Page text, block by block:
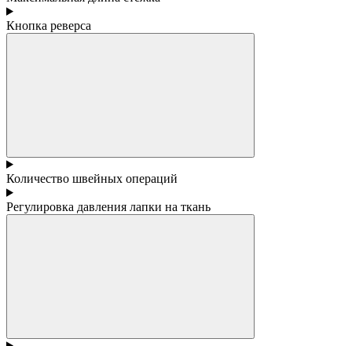
Кнопка реверса
Количество швейных операций
Регулировка давления лапки на ткань